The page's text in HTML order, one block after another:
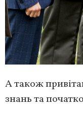
А також
знань та